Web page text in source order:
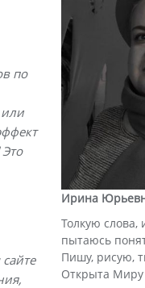
по
или
Это
Ирина
Толкую
пытаюсь
Пишу, рисую,
Открыта Миру